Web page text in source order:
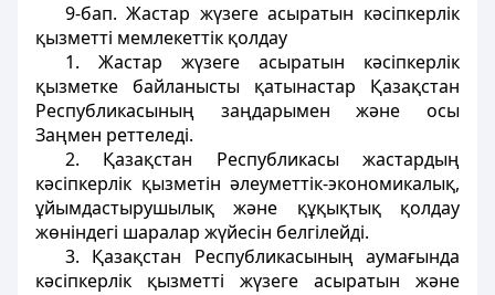
9-бап. Жастар жүзеге асыратын кәсіпкерлік
қызметтi мемлекеттік қолдау
1. Жастар жүзеге асыратын кәсіпкерлік
қызметке байланысты қатынастар Қазақстан
Республикасының заңдарымен және осы
Заңмен реттеледi.
2. Қазақстан Республикасы жастардың
кәсiпкерлiк қызметiн әлеуметтік-экономикалық,
ұйымдастырушылық және құқықтық қолдау
жөнiндегі шаралар жүйесiн белгілейдi.
3. Қазақстан Республикасының аумағында
кәсiпкерлiк қызметтi жүзеге асыратын және